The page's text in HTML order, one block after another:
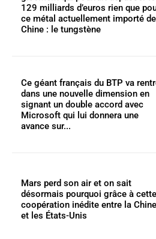
129 milliards d’euros rien que
ce métal actuellement importé de
Chine : le tungstène
Ce géant français du BTP va
dans une nouvelle dimension en
signant un double accord avec
Microsoft qui lui donnera une
avance sur...
Mars perd son air et on sait
désormais pourquoi grâce à cette
coopération inédite entre la Chine
et les États-Unis